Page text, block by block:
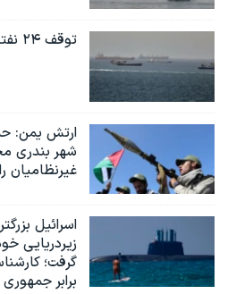
توقف ۲۴ نفتکش تحریم‌شده در هرمز
ارتش یمن:
غیرنظامیان
اسرائيل
زیردریایی
گرفت؛
برابر